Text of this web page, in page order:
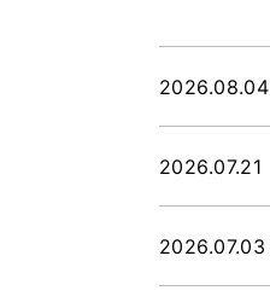
2026.08.04
2026.07.21
2026.07.03